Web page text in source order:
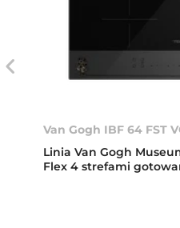
Van Gogh IBF 64 FST
Linia Van Gogh
Flex 4 strefami